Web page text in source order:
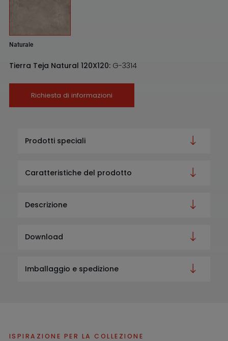
Naturale
Tierra Teja Natural 120X120: G-3314
Richiesta di informazioni
Prodotti speciali
Caratteristiche del prodotto
Descrizione
Download
Imballaggio e spedizione
ISPIRAZIONE PER LA COLLEZIONE